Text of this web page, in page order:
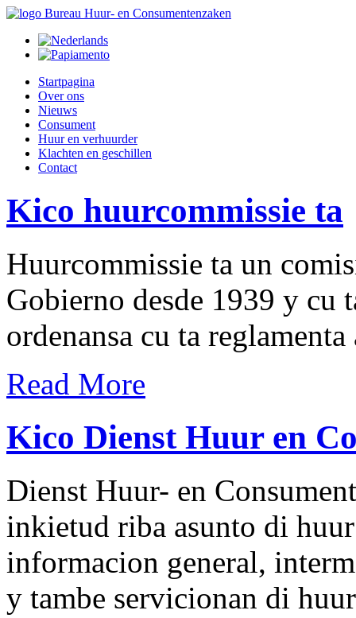
Startpagina
Over ons
Nieuws
Consument
Huur en verhuurder
Klachten en geschillen
Contact
Kico huurcommissie ta
Huurcommissie ta un
Gobierno desde 1939 y cu
ordenansa cu ta
Read More
Kico Dienst Huur en
Dienst Huur- en
inkietud riba asunto di
informacion general,
y tambe servicionan di